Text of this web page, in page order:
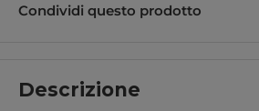
Condividi questo prodotto
Descrizione